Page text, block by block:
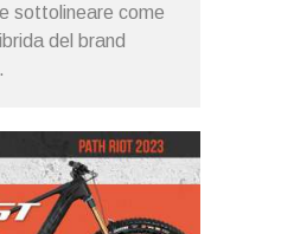
sottolineare come
del brand